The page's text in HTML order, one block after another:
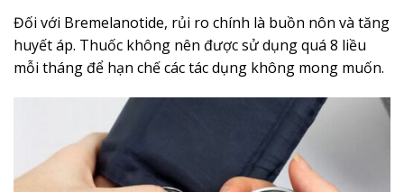
Đối với Bremelanotide, rủi ro chính là buồn nôn và tăng
huyết áp. Thuốc không nên được sử dụng quá 8 liều
mỗi tháng để hạn chế các tác dụng không mong muốn.